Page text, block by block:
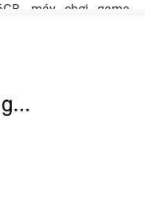
máy chơi game